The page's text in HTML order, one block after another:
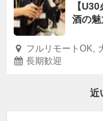
【
酒の魅
フルリモートOK,
長期歓迎
近